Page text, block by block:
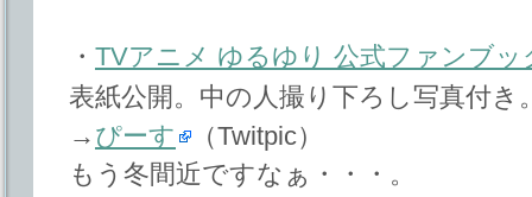
・ TVアニメ ゆるゆり 公式ファンブッ
表紙公開。中の人撮り下ろし写真付き
→ ぴーす
（Twitpic）
もう冬間近ですなぁ・・・。